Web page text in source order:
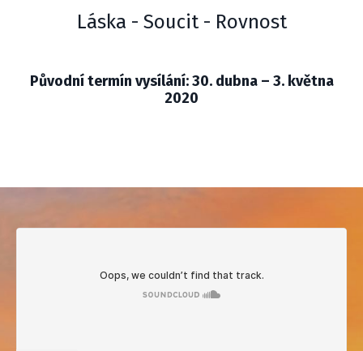
Láska - Soucit - Rovnost
Původní termín vysílání: 30. dubna – 3. května
2020